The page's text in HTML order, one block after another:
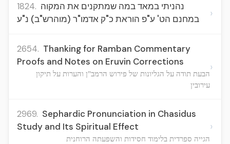
1824.
במחנם הט' ע"פ הוראת כ"ק אדמו"ר (מוהרש"ב) נ"ע
›
2654. Thanking for Ramban Commentary
Proofs and Notes on Eruvin Corrections
הבעת תודה על הגליונות של פירוש הרמב"ן והערות על תיקון
עירובין
›
2969. Sephardic Pronunciation in Chasidus
Study and Its Spiritual Effect
הגייה ספרדית בלימוד חסידות והשפעתה הרוחנית
›